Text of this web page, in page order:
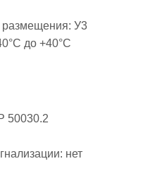
размещения: У3
до +40°С
50030.2
нет